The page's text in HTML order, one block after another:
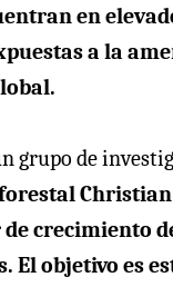
en
a la
grupo de
Christian
crecimiento
El objetivo es